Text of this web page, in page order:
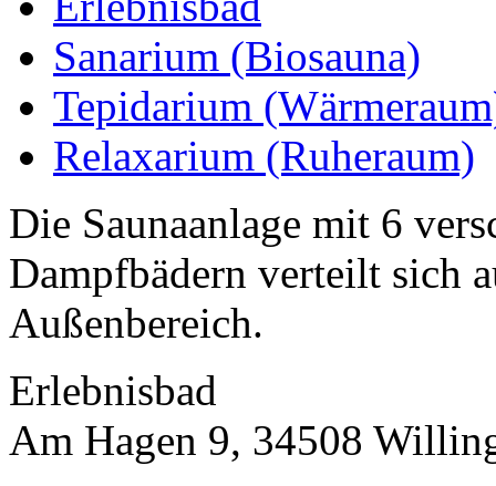
Sanarium (Biosauna)
Tepidarium
Relaxarium (Ruheraum)
Die Saunaanlage mit 6
Dampfbädern verteilt sich
Außenbereich.
Erlebnisbad
Am Hagen 9, 34508